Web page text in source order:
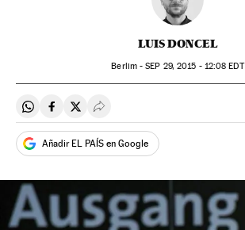
LUIS DONCEL
Berlim -SEP 29, 2015 - 12:08 EDT
Compartir en Whatsapp
Compartir en Facebook
Compartir en Twitter
Desplegar Redes Sociales
Añadir EL PAÍS en Google